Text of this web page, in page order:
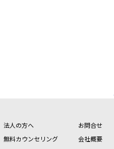
法人の方へ
無料カウンセリング
お問合せ
会社概要